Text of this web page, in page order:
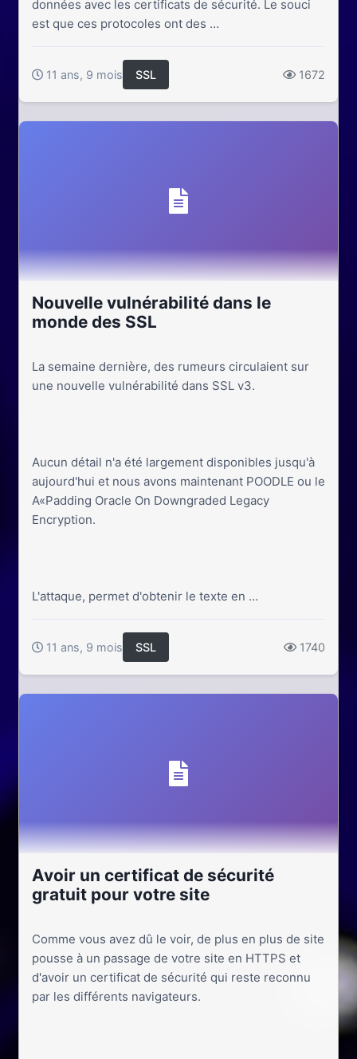
données avec les certificats de sécurité. Le souci
est que ces protocoles ont des …
11 ans, 9 mois SSL 1672
Nouvelle vulnérabilité dans le
monde des SSL
La semaine dernière, des rumeurs circulaient sur
une nouvelle vulnérabilité dans SSL v3.
Aucun détail n'a été largement disponibles jusqu'à
aujourd'hui et nous avons maintenant POODLE ou le
A«Padding Oracle On Downgraded Legacy
Encryption.
L'attaque, permet d'obtenir le texte en …
11 ans, 9 mois SSL 1740
Avoir un certificat de sécurité
gratuit pour votre site
Comme vous avez dû le voir, de plus en plus de site
pousse à un passage de votre site en HTTPS et
d'avoir un certificat de sécurité qui reste reconnu
par les différents navigateurs.